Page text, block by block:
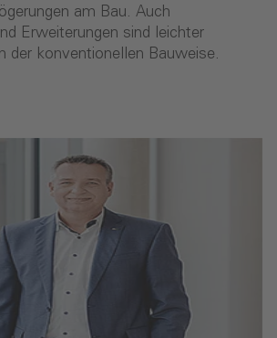
am Bau. Auch
Erweiterungen sind leichter
der konventionellen Bauweise.